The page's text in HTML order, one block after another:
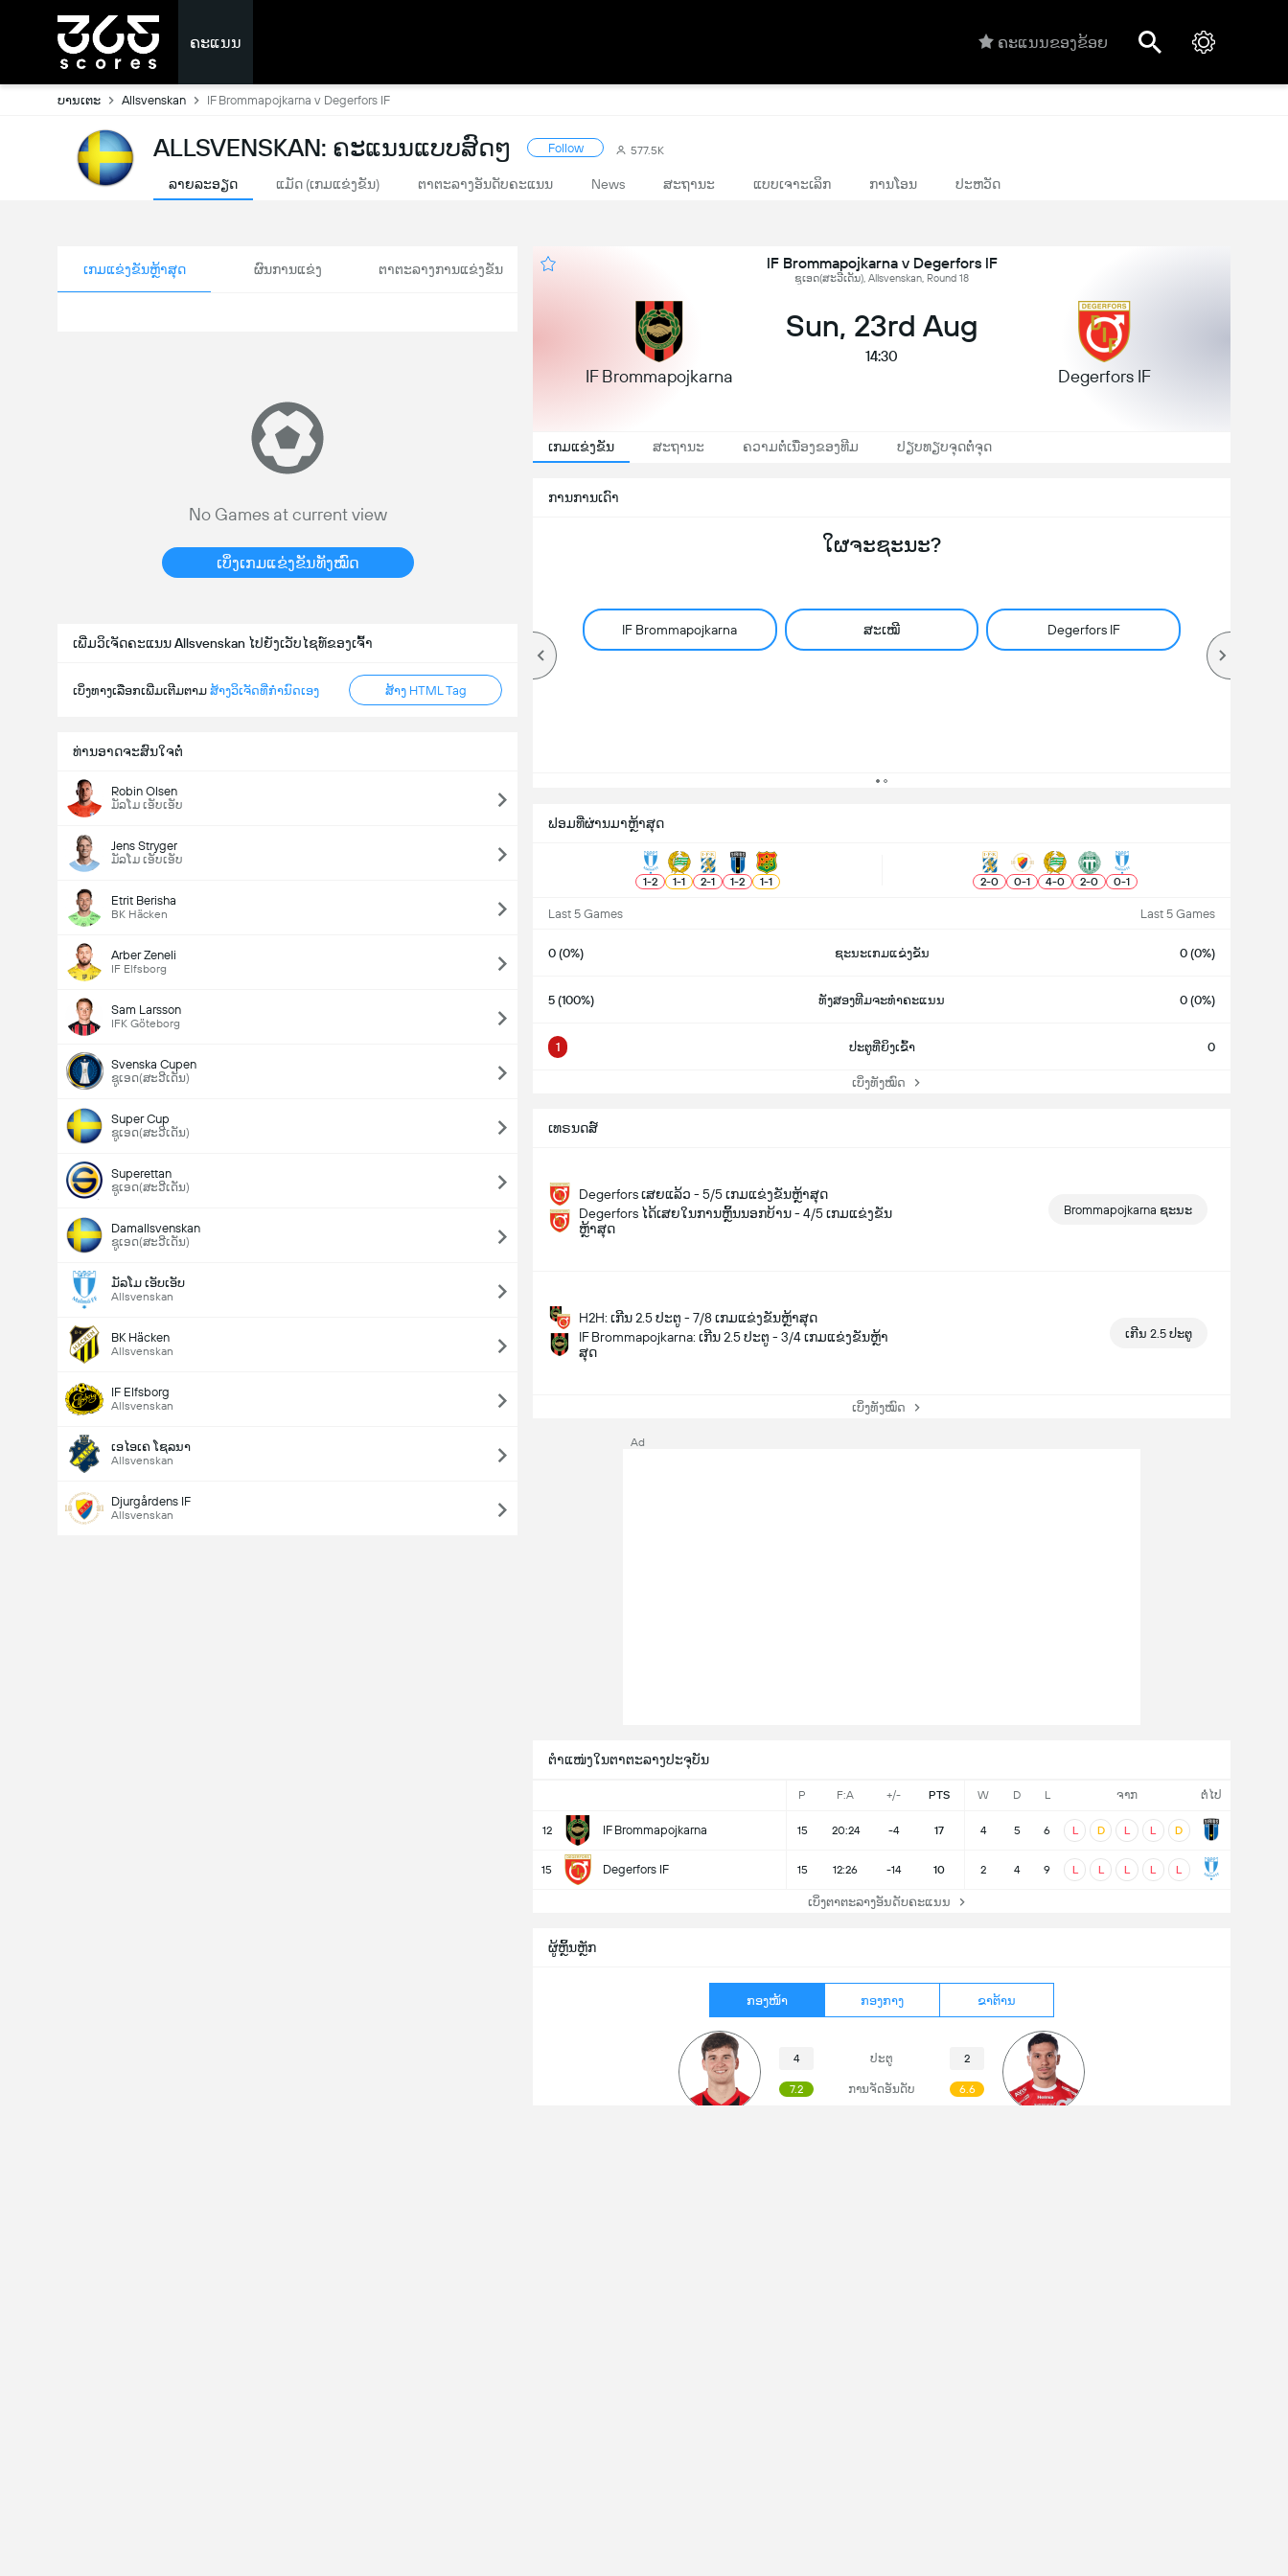
ຄະແນນ ຄະແນນຂອງຂ້ອຍ
ບານເຕະ Allsvenskan IF Brommapojkarna v Degerfors IF
ALLSVENSKAN: ຄະແນນແບບສົດໆ Follow 577.5K
ລາຍລະອຽດ ແມັດ (ເກມແຂ່ງຂັນ) ຕາຕະລາງອັນດັບຄະແນນ News ສະຖານະ ແບບເຈາະເລິກ ການໂອນ ປະຫວັດ
ເກມແຂ່ງຂັນຫຼ້າສຸດ ຜົນການແຂ່ງ ຕາຕະລາງການແຂ່ງຂັນ
No Games at current view
ເບິ່ງເກມແຂ່ງຂັນທັງໝົດ
ເພີ່ມວິເຈັດຄະແນນ Allsvenskan ໄປຍັງເວັບໄຊທ໌ຂອງເຈົ້າ
ເບິ່ງທາງເລືອກເພີ່ມເຕີມຕາມ ສ້າງວິເຈັດທີ່ກຳນົດເອງ ສ້າງ HTML Tag
ທ່ານອາດຈະສົນໃຈຕໍ່
Robin Olsen
ມັລໂມ ເອັບເອັບ
Jens Stryger
ມັລໂມ ເອັບເອັບ
Etrit Berisha
BK Häcken
Arber Zeneli
IF Elfsborg
Sam Larsson
IFK Göteborg
Svenska Cupen
ຊູເອດ(ສະວີເດັນ)
Super Cup
ຊູເອດ(ສະວີເດັນ)
Superettan
ຊູເອດ(ສະວີເດັນ)
Damallsvenskan
ຊູເອດ(ສະວີເດັນ)
ມັລໂມ ເອັບເອັບ
Allsvenskan
BK Häcken
Allsvenskan
IF Elfsborg
Allsvenskan
ເອໄອເຄ ໂຊລນາ
Allsvenskan
Djurgårdens IF
Allsvenskan
IF Brommapojkarna v Degerfors IF
ຊູເອດ(ສະວີເດັນ), Allsvenskan, Round 18
IF Brommapojkarna
Sun, 23rd Aug
14:30
Degerfors IF
ເກມແຂ່ງຂັນ ສະຖານະ ຄວາມຕໍ່ເນື່ອງຂອງທີມ ປຽບທຽບຈຸດຕໍ່ຈຸດ
ການການເດົາ
ໃຜຈະຊະນະ?
IF Brommapojkarna ສະເໝີ Degerfors IF
ລວມປະຕູໃນເກມ (2.5)
ຟອມທີ່ຜ່ານມາຫຼ້າສຸດ
1-2 1-1 2-1 1-2 1-1 2-0 0-1 4-0 2-0 0-1
Last 5 Games Last 5 Games
0 (0%) ຊະນະເກມແຂ່ງຂັນ 0 (0%)
5 (100%) ທັງສອງທີມຈະທຳຄະແນນ 0 (0%)
1 ປະຕູທີ່ຍິງເຂົ້າ 0
ເບິ່ງທັງໝົດ
ເທຣນດສ໌
Degerfors ເສຍແລ້ວ - 5/5 ເກມແຂ່ງຂັນຫຼ້າສຸດ
Degerfors ໄດ້ເສຍໃນການຫຼິ້ນນອກບ້ານ - 4/5 ເກມແຂ່ງຂັນ
ຫຼ້າສຸດ
Brommapojkarna ຊະນະ
H2H: ເກີນ 2.5 ປະຕູ - 7/8 ເກມແຂ່ງຂັນຫຼ້າສຸດ
IF Brommapojkarna: ເກີນ 2.5 ປະຕູ - 3/4 ເກມແຂ່ງຂັນຫຼ້າ
ສຸດ
ເກີນ 2.5 ປະຕູ
ເບິ່ງທັງໝົດ
ຕຳແໜ່ງໃນຕາຕະລາງປະຈຸບັນ
P F:A +/- PTS W D L ຈາກ ຕໍ່ໄປ
12 IF Brommapojkarna 15 20:24 -4 17 4 5 6 L D L L D
15 Degerfors IF 15 12:26 -14 10 2 4 9 L L L L L
ເບິ່ງຕາຕະລາງອັນດັບຄະແນນ
ຜູ້ຫຼິ້ນຫຼັກ
ກອງໜ້າ ກອງກາງ ຂາຕ້ານ
4 ປະຕູ 2
7.2 ການຈັດອັນດັບ 6.6
Ad